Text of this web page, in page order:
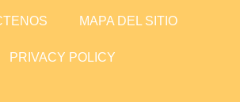
MAPA DEL SITIO
PRIVACY POLICY